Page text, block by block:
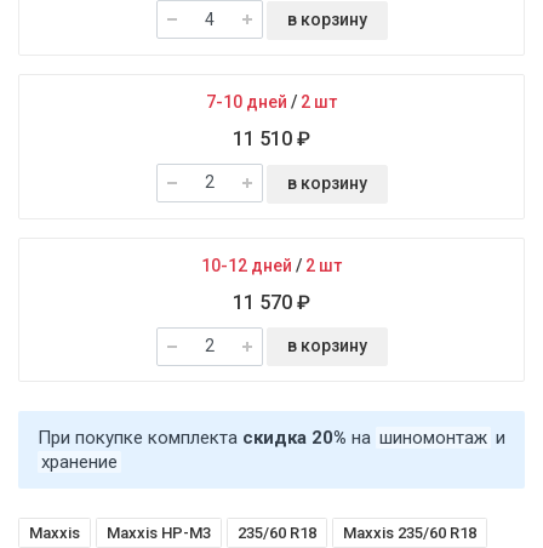
в корзину
7-10 дней / 2 шт
11 510 ₽
в корзину
10-12 дней / 2 шт
11 570 ₽
в корзину
При покупке комплекта скидка 20% на шиномонтаж и
хранение
Maxxis Maxxis HP-M3 235/60 R18 Maxxis 235/60 R18